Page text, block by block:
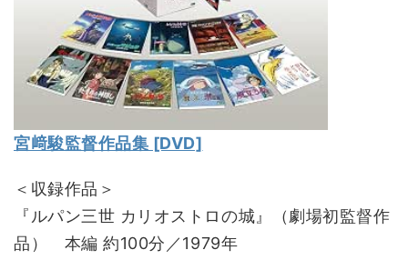
宮﨑駿監督作品集 [DVD]
＜収録作品＞
『ルパン三世 カリオストロの城』（劇場初監督作
品） 本編 約100分／1979年